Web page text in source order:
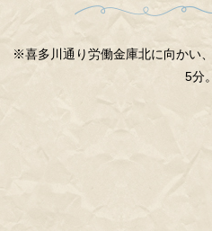
※喜多川通り労働金庫北に向かい
5分。